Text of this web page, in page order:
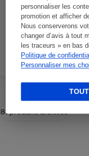
personnaliser les
promotion et afficher
Nous conserverons
changer d’avis à tout
les traceurs » en bas
Politique de
Personnaliser mes
Comparer
81 produits archivés